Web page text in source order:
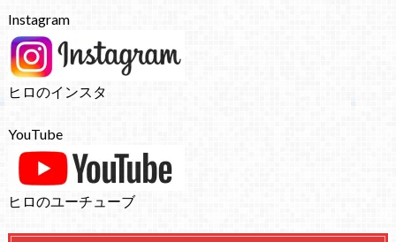
Instagram
ヒロのインスタ
YouTube
ヒロのユーチューブ